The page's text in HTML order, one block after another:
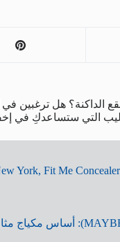
الداكنة؟ هل ترغبين في
التي ستساعدكِ في